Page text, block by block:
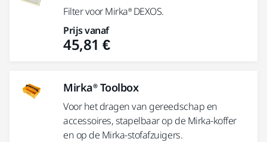
Filter voor Mirka® DEXOS.
Prijs vanaf
45,81 €
Mirka® Toolbox
Voor het dragen van gereedschap en
accessoires, stapelbaar op de Mirka-koffer
en op de Mirka-stofafzuigers.